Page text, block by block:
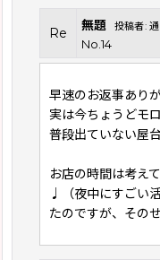
Re 無題 投稿者:
No.14
早速のお返事あり
実は今ちょうどモ
普段出ていない屋
お店の時間は考え
♩（夜中にすごい
たのですが、その